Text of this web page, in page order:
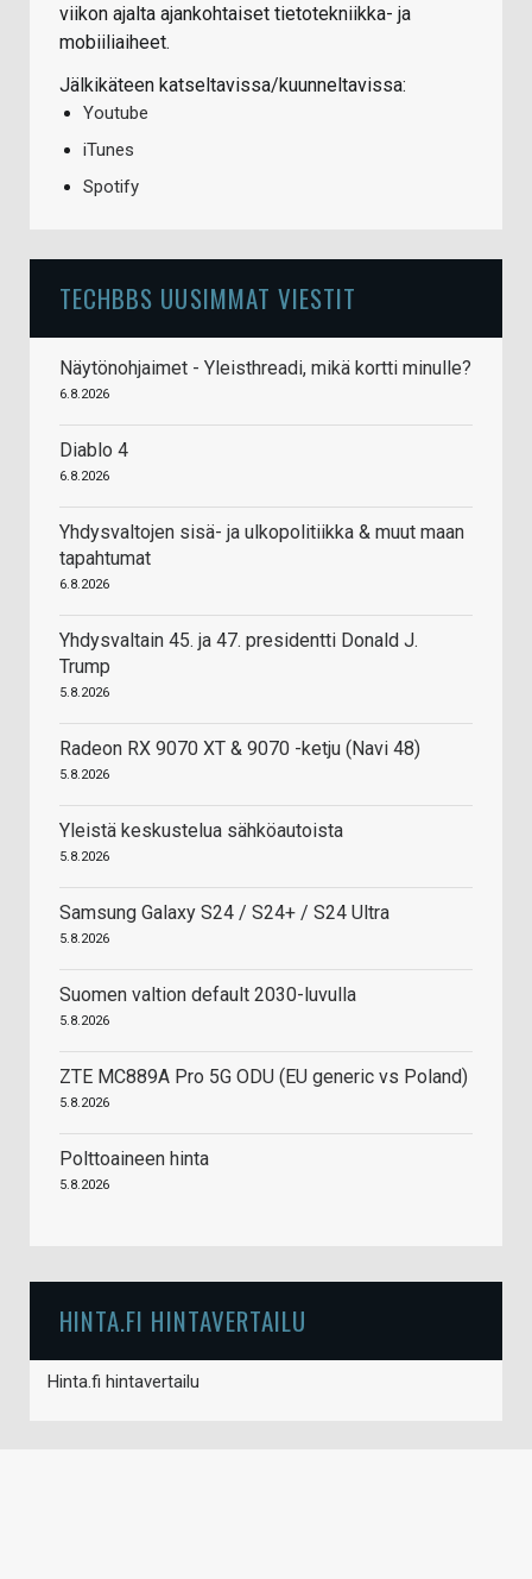
viikon ajalta ajankohtaiset tietotekniikka- ja
mobiiliaiheet.
Jälkikäteen katseltavissa/kuunneltavissa:
Youtube
iTunes
Spotify
TECHBBS UUSIMMAT VIESTIT
Näytönohjaimet - Yleisthreadi, mikä kortti minulle?
6.8.2026
Diablo 4
6.8.2026
Yhdysvaltojen sisä- ja ulkopolitiikka & muut maan
tapahtumat
6.8.2026
Yhdysvaltain 45. ja 47. presidentti Donald J.
Trump
5.8.2026
Radeon RX 9070 XT & 9070 -ketju (Navi 48)
5.8.2026
Yleistä keskustelua sähköautoista
5.8.2026
Samsung Galaxy S24 / S24+ / S24 Ultra
5.8.2026
Suomen valtion default 2030-luvulla
5.8.2026
ZTE MC889A Pro 5G ODU (EU generic vs Poland)
5.8.2026
Polttoaineen hinta
5.8.2026
HINTA.FI HINTAVERTAILU
Hinta.fi hintavertailu